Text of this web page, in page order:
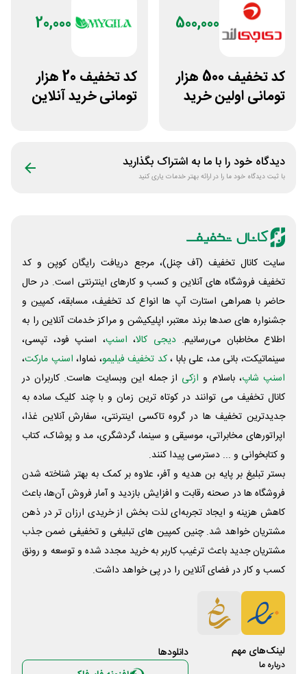
500,000
کد تخفیف 500 هزار
تومانی اولین خرید
20,000
کد تخفیف 20 هزار
تومانی خرید آنلاین
دیدگاه خود را با ما به اشتراک بگذارید
با ثبت دیدگاه خود ما را در ارائه بهتر خدمات یاری کنید
سایت کانال تخفیف (آف چنل)، مرجع دریافت رایگان کوپن و کد
تخفیف فروشگاه های آنلاین و کسب و‌ کارهای اینترنتی است. در حال
حاضر با همراهی استارت آپ ها انواع کد تخفیف، مسابقه، کمپین و
جشنواره های صدها برند معتبر، اپلیکیشن و مراکز خدمات آنلاین را به
اطلاع مخاطبان می‌رسانیم. دیجی کالا، اسنپ، اسنپ فود، تپسی،
سینماتیکت، بانی مد، علی‌ بابا ،کد تخفیف فیلیمو، نماوا، اسنپ مارکت،
اسنپ شاپ، باسلام و ازکی از جمله این وبسایت ‌هاست. کاربران در
کانال تخفیف می توانند در کوتاه ترین زمان و با چند کلیک ساده به
جدیدترین تخفیف ها در گروه تاکسی اینترنتی، سفارش آنلاین غذا،
اپراتورهای مخابراتی، موسیقی و سینما، گردشگری، مد و پوشاک، کتاب
و کتابخوانی و ... دسترسی پیدا کنند.
بستر تبلیغ بر پایه بن هدیه و آفر، علاوه بر کمک به بهتر شناخته شدن
فروشگاه ها در صحنه رقابت و افزایش بازدید و آمار فروش آن‌ها، باعث
کاهش هزینه و ایجاد تجربه‌ای لذت بخش از خریدی ارزان تر در ذهن
مشتریان خواهد شد. چنین کمپین های تبلیغی و تخفیفی ضمن جذب
مشتریان جدید باعث ترغیب کاربر به خرید مجدد شده و توسعه و رونق
کسب و کار در فضای آنلاین را در پی خواهد داشت.
لینک‌های مهم
درباره ما
دانلود‌ها